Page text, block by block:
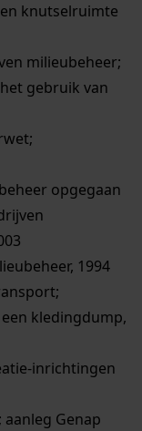
knutselruimte
milieubeheer;
gebruik van
opgegaan
1994
kledingdump,
inrichtingen
Genap